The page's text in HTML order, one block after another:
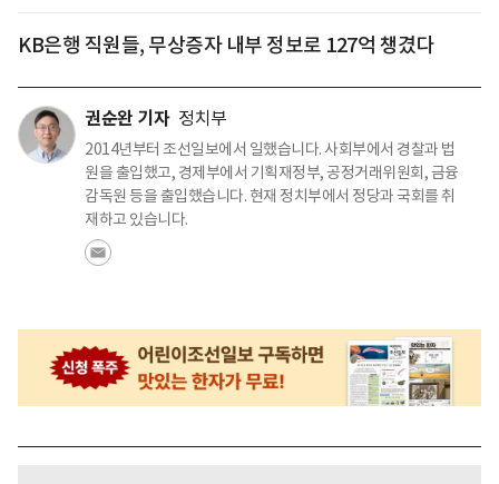
KB은행 직원들, 무상증자 내부 정보로 127억 챙겼다
권순완 기자 정치부
2014년부터 조선일보에서 일했습니다. 사회부에서 경찰과 법
원을 출입했고, 경제부에서 기획재정부, 공정거래위원회, 금융
감독원 등을 출입했습니다. 현재 정치부에서 정당과 국회를 취
재하고 있습니다.